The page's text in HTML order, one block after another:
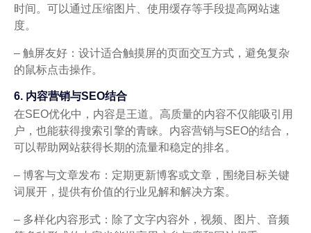
时间。可以通过压缩图片、使用缓存等手段提高网站速
度。
– 触屏友好：设计适合触摸屏的页面交互方式，避免复杂
的鼠标点击操作。
6. 内容营销与SEO结合
在SEO优化中，内容是王道。高质量的内容不仅能吸引用
户，也能获得搜索引擎的青睐。内容营销与SEO的结合，
可以帮助网站获得长期的流量和稳定的排名。
– 博客与文章发布：定期更新博客或文章，围绕目标关键
词展开，提供有价值的行业见解和解决方案。
– 多样化内容形式：除了文字内容外，视频、图片、音频